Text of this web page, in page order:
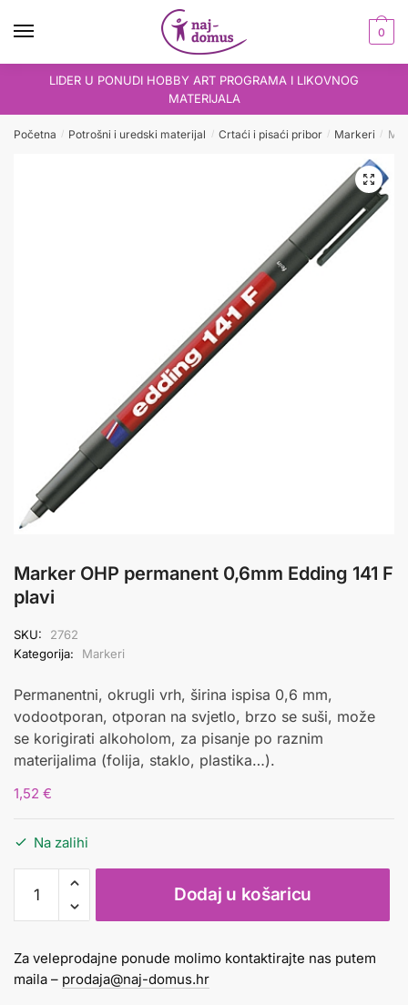
0
LIDER U PONUDI HOBBY ART PROGRAMA I LIKOVNOG
MATERIJALA
Početna / Potrošni i uredski materijal / Crtaći i pisaći pribor / Markeri /
Marker OHP permanent 0,6mm Edding 141 F
plavi
SKU:
2762
Kategorija:
Markeri
Permanentni, okrugli vrh, širina ispisa 0,6 mm,
vodootporan, otporan na svjetlo, brzo se suši, može
se korigirati alkoholom, za pisanje po raznim
materijalima (folija, staklo, plastika…).
1,52 €
Na zalihi
OHP
permanent
Edding
141
Dodaj u košaricu
Za veleprodajne ponude molimo kontaktirajte nas putem
maila – prodaja@naj-domus.hr